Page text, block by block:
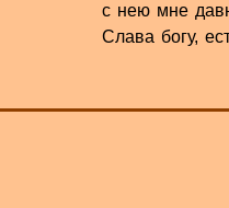
с нею мне
Слава богу,